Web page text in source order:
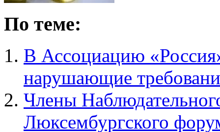
По теме:
В Ассоциацию
нарушающие
Члены
Люксембургского